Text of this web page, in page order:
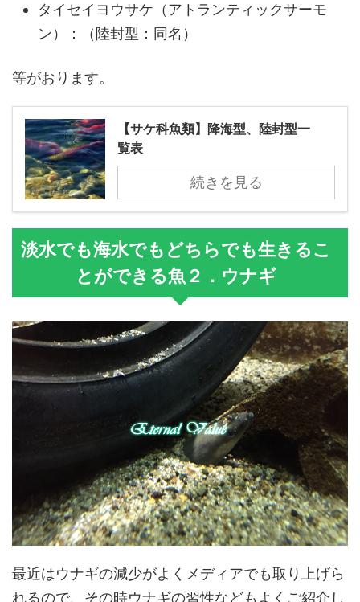
タイセイヨウサケ（アトランティックサーモ
ン）：（陸封型：同名）
等がおります。
【サケ科魚類】降海型、陸封型一
覧表
続きを見る
淡水でも海水でもどちらでも生きるこ
とができる魚２．ウナギ
最近はウナギの減少がよくメディアでも取り上げら
れるので、その時ウナギの習性などもよくご紹介し